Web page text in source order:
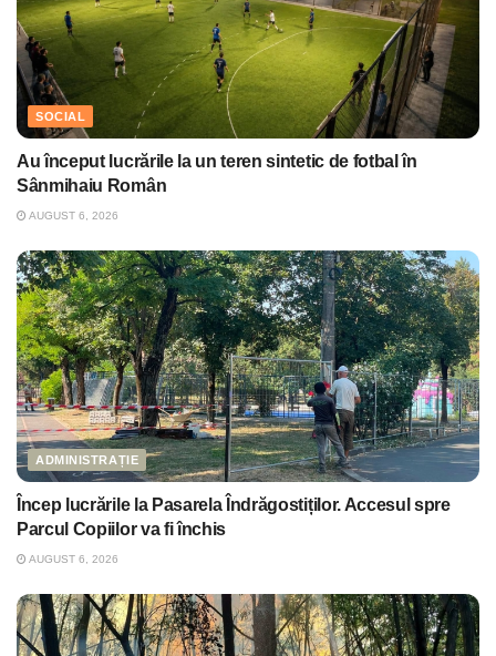
SOCIAL
Au început lucrările la un teren sintetic de fotbal în
Sânmihaiu Român
AUGUST 6, 2026
ADMINISTRAȚIE
Încep lucrările la Pasarela Îndrăgostiților. Accesul spre
Parcul Copiilor va fi închis
AUGUST 6, 2026